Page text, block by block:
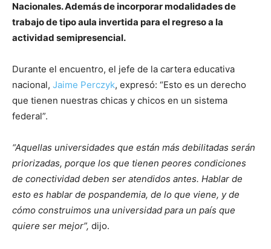
Nacionales. Además de incorporar modalidades de
trabajo de tipo aula invertida para el regreso a la
actividad semipresencial.
Durante el encuentro, el jefe de la cartera educativa
nacional, Jaime Perczyk, expresó: “Esto es un derecho
que tienen nuestras chicas y chicos en un sistema
federal”.
“Aquellas universidades que están más debilitadas serán
priorizadas, porque los que tienen peores condiciones
de conectividad deben ser atendidos antes. Hablar de
esto es hablar de pospandemia, de lo que viene, y de
cómo construimos una universidad para un país que
quiere ser mejor”, dijo.